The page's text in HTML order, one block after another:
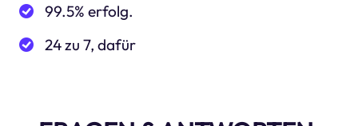
99.5% erfolg.
24 zu 7, dafür